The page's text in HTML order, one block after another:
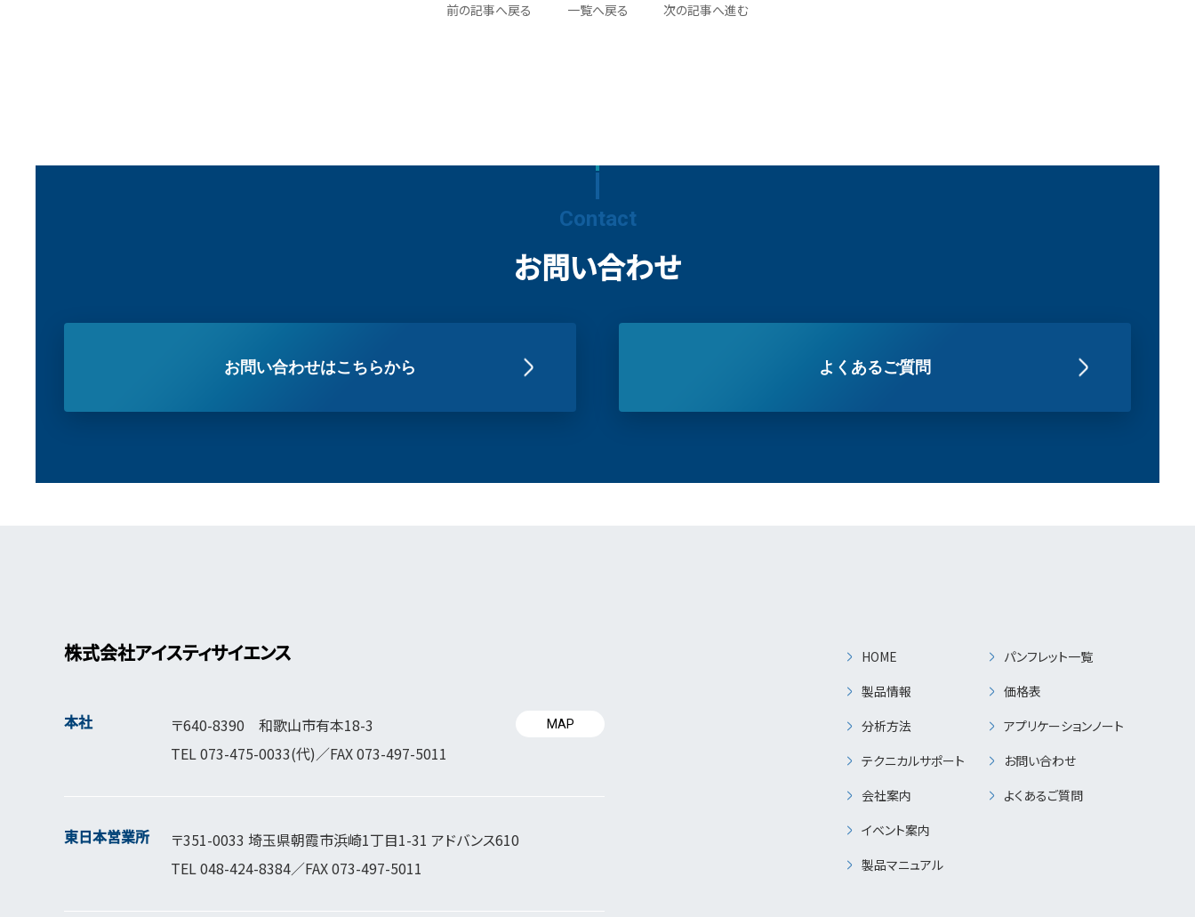
一覧へ戻る
前の記事へ戻る 次の記事へ進む
Contact
お問い合わせ
お問い合わせはこちらから よくあるご質問
株式会社アイスティサイエンス
本社
〒640-8390 和歌山市有本18-3
TEL073-475-0033(代)／FAX 073-497-5011
MAP
東日本営業所
〒351-0033 埼玉県朝霞市浜崎1丁目1-31 アドバンス610
TEL048-424-8384／FAX 073-497-5011
HOME
製品情報
分析方法
テクニカルサポート
会社案内
イベント案内
製品マニュアル
パンフレット一覧
価格表
アプリケーションノート
お問い合わせ
よくあるご質問